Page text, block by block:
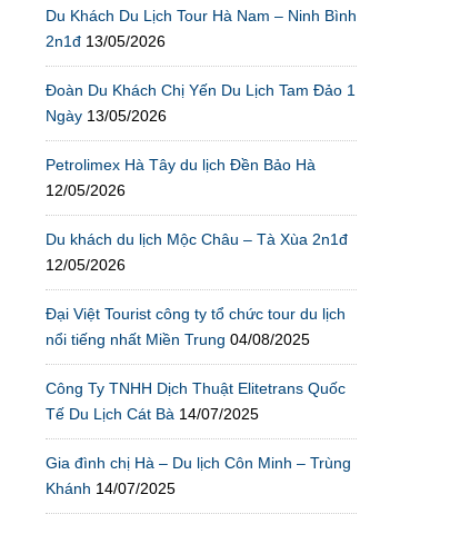
Du Khách Du Lịch Tour Hà Nam – Ninh Bình
2n1đ 13/05/2026
Đoàn Du Khách Chị Yến Du Lịch Tam Đảo 1
Ngày 13/05/2026
Petrolimex Hà Tây du lịch Đền Bảo Hà
12/05/2026
Du khách du lịch Mộc Châu – Tà Xùa 2n1đ
12/05/2026
Đại Việt Tourist công ty tổ chức tour du lịch
nổi tiếng nhất Miền Trung 04/08/2025
Công Ty TNHH Dịch Thuật Elitetrans Quốc
Tế Du Lịch Cát Bà 14/07/2025
Gia đình chị Hà – Du lịch Côn Minh – Trùng
Khánh 14/07/2025